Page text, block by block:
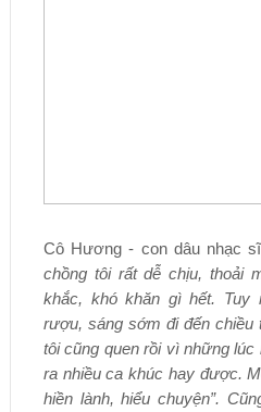
Cô Hương - con dâu nhạc
chồng tôi rất dễ chịu, thoải
khắc, khó khăn gì hết. Tuy
rượu, sáng sớm đi đến chiều
tôi cũng quen rồi vì những
ra nhiều ca khúc hay được.
hiền lành, hiểu chuyện”.